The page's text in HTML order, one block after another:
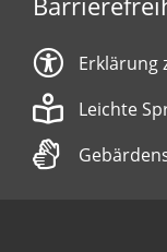
Erklärung
Leichte